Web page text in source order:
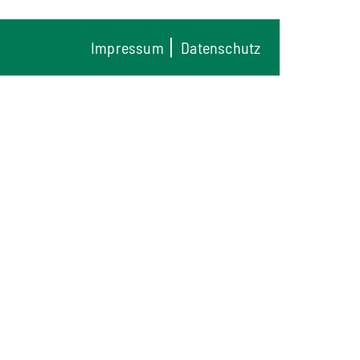
Impressum Datenschutz